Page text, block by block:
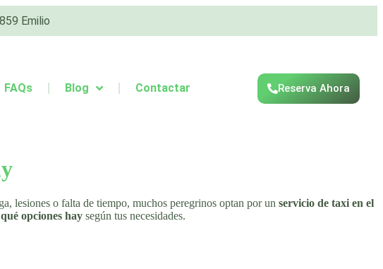
Emilio
FAQs Blog Contactar Reserva Ahora
lesiones o falta de tiempo, muchos peregrinos optan por un servicio de taxi en el
opciones hay según tus necesidades.